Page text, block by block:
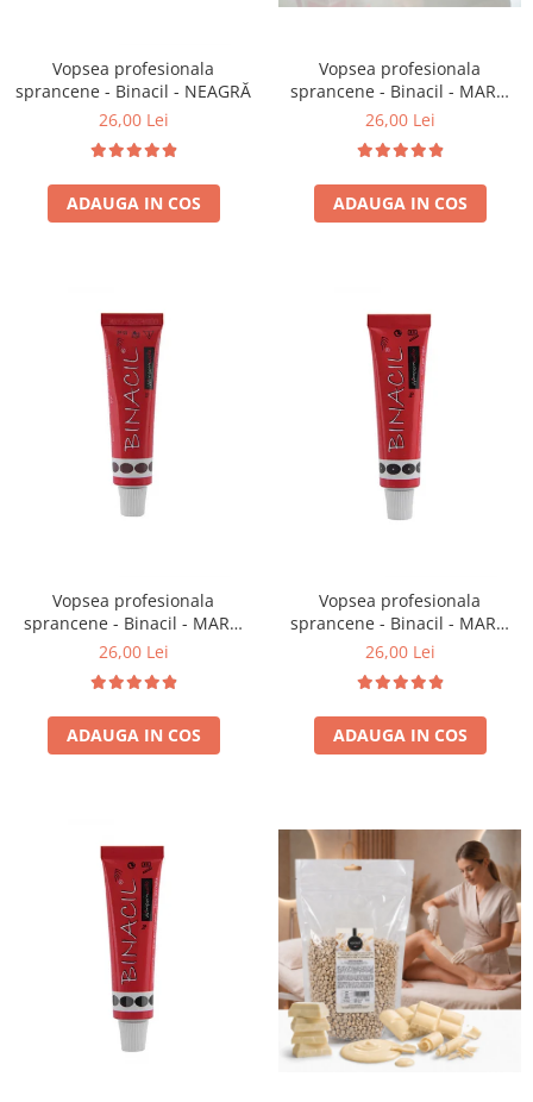
Vopsea profesionala
sprancene - Binacil - NEAGRĂ
26,00 Lei
ADAUGA IN COS
Vopsea profesionala
sprancene - Binacil - MARO
DESCHIS
26,00 Lei
ADAUGA IN COS
Vopsea profesionala
sprancene - Binacil - MARO
CASTANIU
26,00 Lei
ADAUGA IN COS
Vopsea profesionala
sprancene - Binacil - MARO
NATURAL
26,00 Lei
ADAUGA IN COS